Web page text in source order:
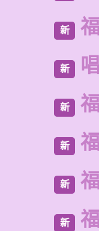
新
新
新
新
新
新